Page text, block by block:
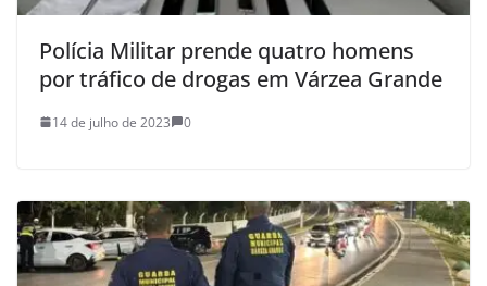
Polícia Militar prende quatro homens
por tráfico de drogas em Várzea Grande
14 de julho de 2023 0